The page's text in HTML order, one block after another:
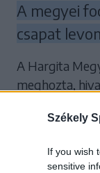
Székely
If you wish
sensitive
A megyei
csapat
A Hargita
meghozta,
lejes